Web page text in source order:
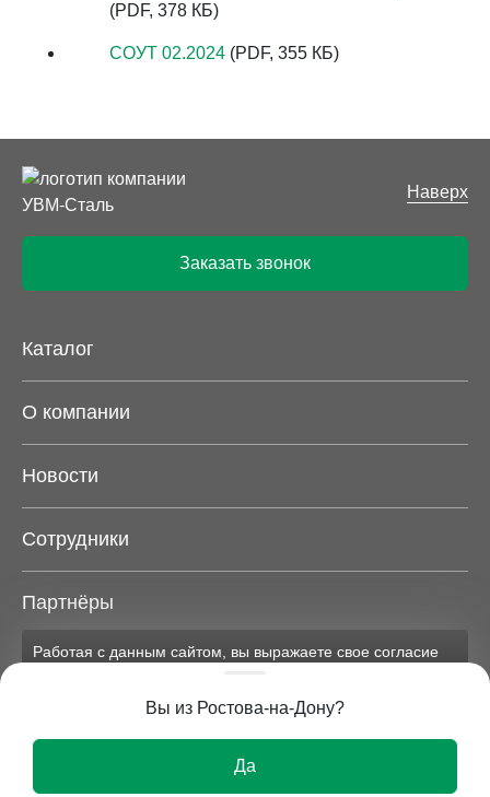
(PDF, 378 КБ)
СОУТ 02.2024 (PDF, 355 КБ)
Наверх
Заказать звонок
Каталог
О компании
Новости
Сотрудники
Партнёры
Карта сайта
исключительно информационный характер и ни при
каких условиях не является публичной офертой.
Вы из Ростова-на-Дону?
Да
Работая с данным сайтом, вы выражаете свое согласие
данных на условиях, изложенных в
соответствующих